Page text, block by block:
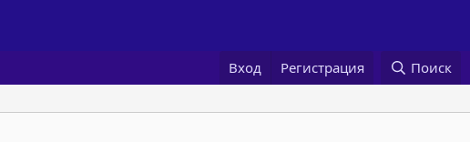
Вход Регистрация Поиск